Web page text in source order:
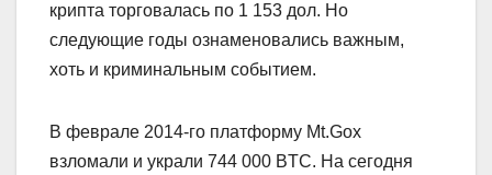
крипта торговалась по 1 153 дол. Но
следующие годы ознаменовались важным,
хоть и криминальным событием.
В феврале 2014-го платформу Mt.Gox
взломали и украли 744 000 BTC. На сегодня